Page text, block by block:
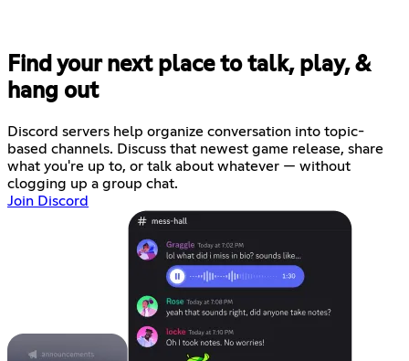
Find your next place to talk, play, &
hang out
Discord servers help organize conversation into topic-
based channels. Discuss that newest game release, share
what you're up to, or talk about whatever — without
clogging up a group chat.
Join Discord